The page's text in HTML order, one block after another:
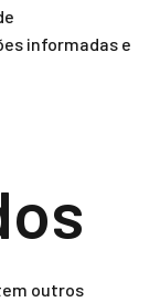
informadas e
outros